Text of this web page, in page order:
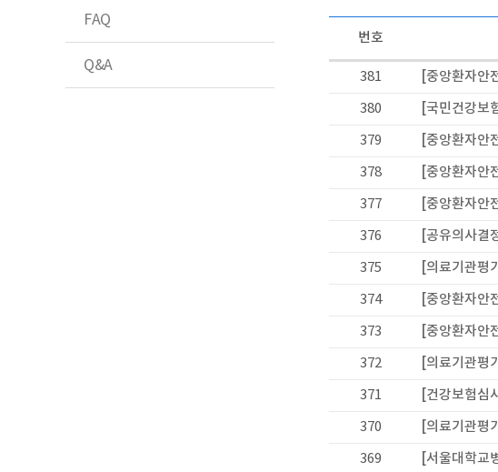
FAQ
Q&A
번호
381 [중앙환자안
380 [국민건강보
379 [중앙환자안
378 [중앙환자안
377 [중앙환자안
376 [공유의사결
375 [의료기관평
374 [중앙환자안
373 [중앙환자안
372 [의료기관평
371 [건강보험심
370 [의료기관평
369 [서울대학교